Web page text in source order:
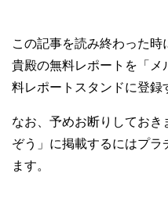
この記事を読み終わった時
貴殿の無料レポートを「
料レポートスタンドに登録
なお、予めお断りしてお
ぞう」に掲載するにはプラ
ます。